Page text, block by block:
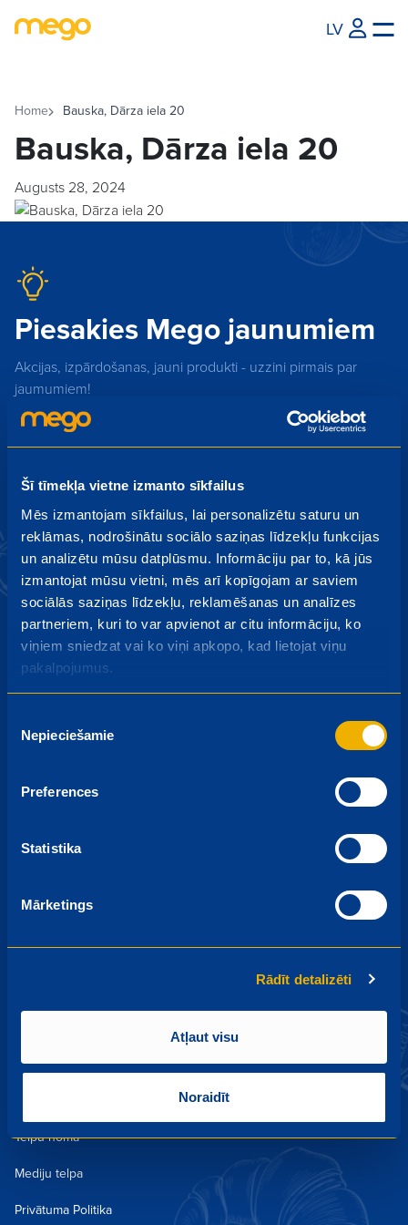
Šī tīmekļa vietne izmanto sīkfailus
Mēs izmantojam sīkfailus, lai personalizētu saturu un
reklāmas, nodrošinātu sociālo saziņas līdzekļu funkcijas
un analizētu mūsu datplūsmu. Informāciju par to, kā jūs
izmantojat mūsu vietni, mēs arī kopīgojam ar saviem
sociālās saziņas līdzekļu, reklamēšanas un analīzes
partneriem, kuri to var apvienot ar citu informāciju, ko
viņiem sniedzat vai ko viņi apkopo, kad lietojat viņu
pakalpojumus.
izvēle
Nepieciešamie
Preferences
Statistika
Mārketings
Rādīt detalizēti
Atļaut visu
Noraidīt
LV
Home Bauska, Dārza iela 20
Bauska, Dārza iela 20
Augusts 28, 2024
Piesakies Mego jaunumiem
Akcijas, izpārdošanas, jauni produkti - uzzini pirmais par
jaumumiem!
Piesakoties jaunumiem es piekrītu saņemt akcijas
piedāvājumus savā e-pastā un privātuma atrunai.
Mego kartes priekšrocības
arī Tavā tālrunī!
Draugs:
Akcijas un piedāvājumi
Par mums
Telpu noma
Mediju telpa
Privātuma Politika